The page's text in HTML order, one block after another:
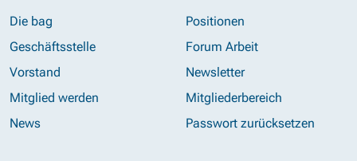
Die bag
Geschäftsstelle
Vorstand
Mitglied werden
News
Positionen
Forum Arbeit
Newsletter
Mitgliederbereich
Passwort zurücksetzen